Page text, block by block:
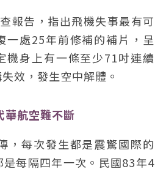
報告，指出飛機失事最有可
一處25年前修補的補片，呈
機身上有一條至少71吋連續
效，發生空中解體。
華航空難不斷
，每次發生都是震驚國際的
每隔四年一次。民國83年4